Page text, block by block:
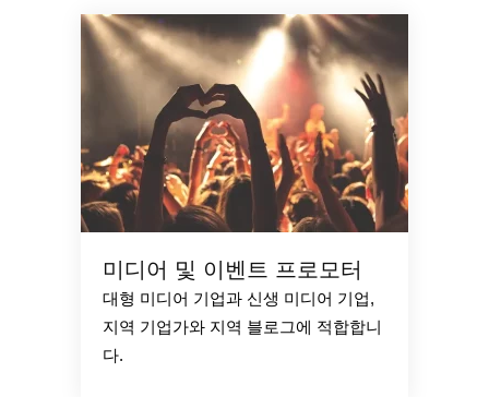
미디어 및 이벤트 프로모터
대형 미디어 기업과 신생 미디어 기업,
지역 기업가와 지역 블로그에 적합합니
다.